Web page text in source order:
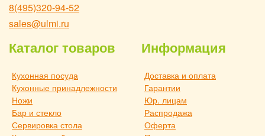
8(495)320-94-52
sales@ulmi.ru
Каталог товаров
Кухонная посуда
Кухонные принадлежности
Ножи
Бар и стекло
Сервировка стола
Информация
Доставка и оплата
Гарантии
Юр. лицам
Распродажа
Оферта